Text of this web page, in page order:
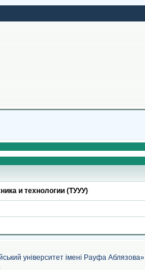
и технологии (ТУУУ)
університет імені Рауфа Аблязова»